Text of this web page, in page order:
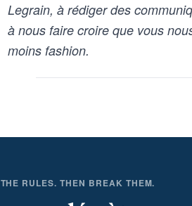
Legrain, à rédiger des
à nous faire croire que vous
moins fashion.
RULES. THEN BREAK THEM.